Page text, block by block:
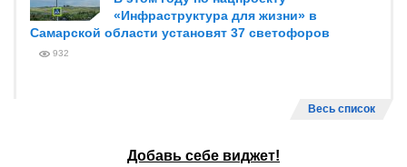
«Инфраструктура для жизни» в
Самарской области установят 37 светофоров
932
Весь список
Добавь себе виджет!